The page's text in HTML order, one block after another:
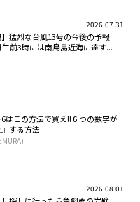
2026-07-31
】猛烈な台風13号の今後の予報
前3時には南鳥島近海に達す...
6はこの方法で買え!!６つの数字が
』する方法
2026-08-01